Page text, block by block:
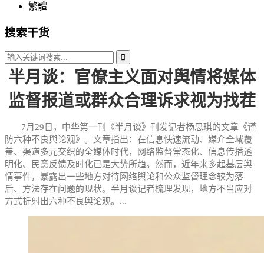
繁體
搜索干货
半月谈：官僚主义面对舆情将媒体
监督报道或群众合理诉求视为找茬
7月29日，中华第一刊《半月谈》刊发记者杨思琪的文章《谨
防六种不良舆论观》。文章指出：在信息快速流动、媒介全域覆
盖、渠道多元交织的全媒体时代，网络监督常态化、信息传播透
明化、民意反馈及时化已是大势所趋。然而，近年来多起基层舆
情事件，暴露出一些地方对待网络舆论和公众监督理念较为落
后、方法存在问题的现状。半月谈记者梳理发现，地方不当应对
方式折射出六种不良舆论观。...